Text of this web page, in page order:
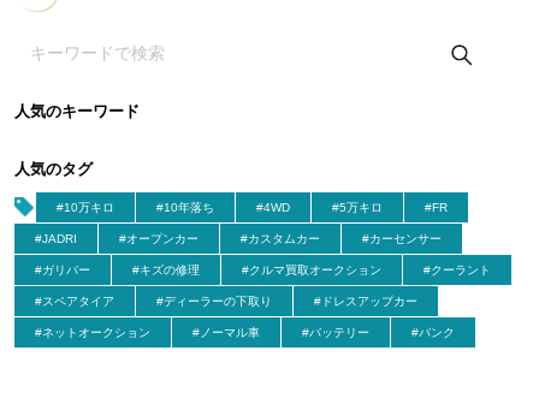
人気のキーワード
人気のタグ
#10万キロ #10年落ち #4WD #5万キロ #FR
#JADRI #オープンカー #カスタムカー #カーセンサー
#ガリバー #キズの修理 #クルマ買取オークション #クーラント
#スペアタイア #ディーラーの下取り #ドレスアップカー
#ネットオークション #ノーマル車 #バッテリー #パンク